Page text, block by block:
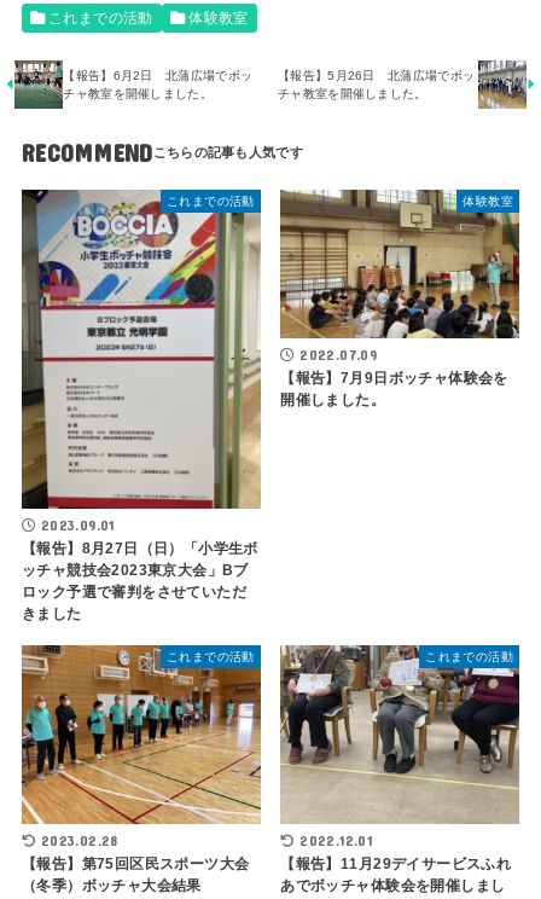
これまでの活動 体験教室
【報告】6月2日 北蒲広場でボッ
チャ教室を開催しました。
【報告】5月26日 北蒲広場でボッ
チャ教室を開催しました。
RECOMMEND
これまでの活動
2023.09.01
【報告】8月27日（日）「小学生ボ
ッチャ競技会2023東京大会」Bブ
ロック予選で審判をさせていただ
きました
体験教室
2022.07.09
【報告】7月9日ボッチャ体験会を
開催しました。
これまでの活動
2023.02.28
【報告】第75回区民スポーツ大会
（冬季）ボッチャ大会結果
これまでの活動
2022.12.01
【報告】11月29デイサービスふれ
あでボッチャ体験会を開催しまし